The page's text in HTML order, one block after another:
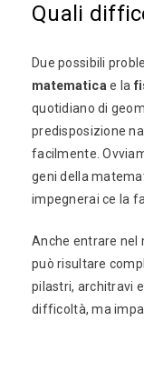
Quali
Due possibili
matematica e la
quotidiano di
predisposizione
facilmente.
geni della
impegnerai ce la
Anche entrare nel
può risultare
pilastri, architravi
difficoltà, ma